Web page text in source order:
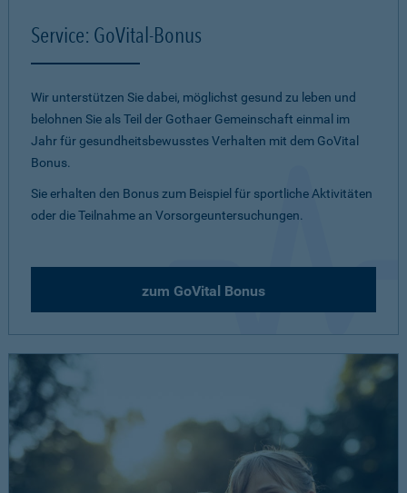
Service: GoVital-Bonus
Wir unterstützen Sie dabei, möglichst gesund zu leben und
belohnen Sie als Teil der Gothaer Gemeinschaft einmal im
Jahr für gesundheitsbewusstes Verhalten mit dem GoVital
Bonus.
Sie erhalten den Bonus zum Beispiel für sportliche Aktivitäten
oder die Teilnahme an Vorsorgeuntersuchungen.
zum GoVital Bonus